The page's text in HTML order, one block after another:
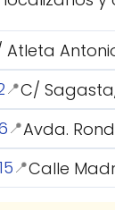
Atleta
📍C/
📍Avda.
📍Calle